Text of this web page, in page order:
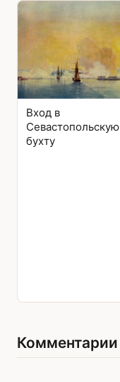
Вход в
Севастопольскую
бухту
Комментарии